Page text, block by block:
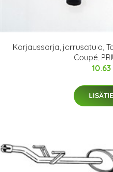
Korjaussarja, jarrusatula,
Coupé,
10.63